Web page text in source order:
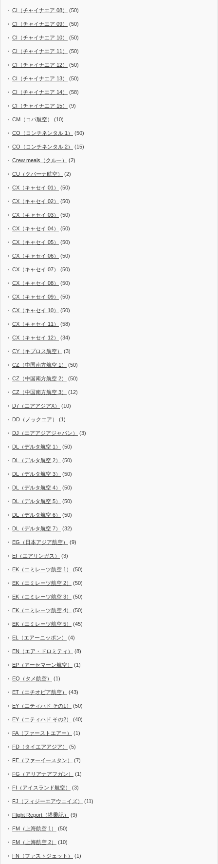
CI（チャイナエア 08） (50)
CI（チャイナエア 09） (50)
CI（チャイナエア 10） (50)
CI（チャイナエア 11） (50)
CI（チャイナエア 12） (50)
CI（チャイナエア 13） (50)
CI（チャイナエア 14） (58)
CI（チャイナエア 15） (9)
CM（コパ航空） (10)
CO（コンチネンタル 1） (50)
CO（コンチネンタル 2） (15)
Crew meals（クルー） (2)
CU（クバーナ航空） (2)
CX（キャセイ 01） (50)
CX（キャセイ 02） (50)
CX（キャセイ 03） (50)
CX（キャセイ 04） (50)
CX（キャセイ 05） (50)
CX（キャセイ 06） (50)
CX（キャセイ 07） (50)
CX（キャセイ 08） (50)
CX（キャセイ 09） (50)
CX（キャセイ 10） (50)
CX（キャセイ 11） (58)
CX（キャセイ 12） (34)
CY（キプロス航空） (3)
CZ（中国南方航空 1） (50)
CZ（中国南方航空 2） (50)
CZ（中国南方航空 3） (12)
D7（エアアジアX） (10)
DD（ノックエア） (1)
DJ（エアアジアジャパン） (3)
DL（デルタ航空 1） (50)
DL（デルタ航空 2） (50)
DL（デルタ航空 3） (50)
DL（デルタ航空 4） (50)
DL（デルタ航空 5） (50)
DL（デルタ航空 6） (50)
DL（デルタ航空 7） (32)
EG（日本アジア航空） (9)
EI（エアリンガス） (3)
EK（エミレーツ航空 1） (50)
EK（エミレーツ航空 2） (50)
EK（エミレーツ航空 3） (50)
EK（エミレーツ航空 4） (50)
EK（エミレーツ航空 5） (45)
EL（エアーニッポン） (4)
EN（エア・ドロミティ） (8)
EP（アーセマーン航空） (1)
EQ（タメ航空） (1)
ET（エチオピア航空） (43)
EY（エティハド その1） (50)
EY（エティハド その2） (40)
FA（ファーストエアー） (1)
FD（タイエアアジア） (5)
FE（ファーイースタン） (7)
FG（アリアナアフガン） (1)
FI（アイスランド航空） (3)
FJ（フィジーエアウェイズ） (11)
Flight Report（搭乗記） (9)
FM（上海航空 1） (50)
FM（上海航空 2） (10)
FN（ファストジェット） (1)